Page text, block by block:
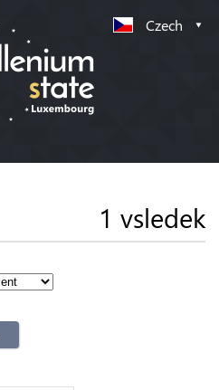
Czech
1 vsledek